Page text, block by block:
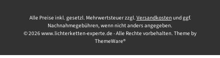
Alle Preise inkl. gesetzl. Mehrwertsteuer zzgl. Versandkostenund ggf.
Nachnahmegebühren, wenn nicht anders angegeben.
© 2026 www.lichterketten-experte.de - Alle Rechte vorbehalten. Theme by
ThemeWare®